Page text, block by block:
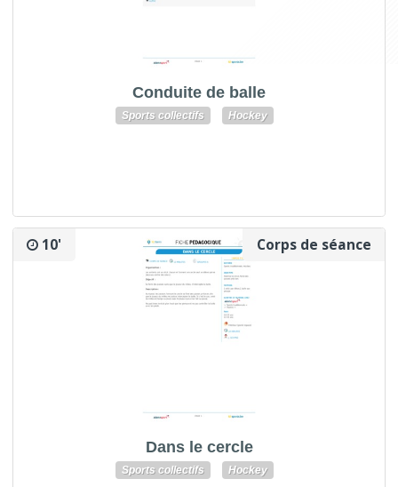
Conduite de balle
Sports collectifs Hockey
Corps de séance
10'
Dans le cercle
Sports collectifs Hockey